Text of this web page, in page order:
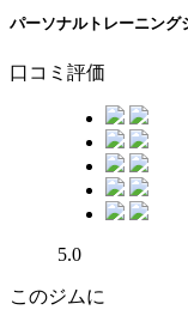
パーソナルトレーニング
口コミ評価
5.0
このジムに